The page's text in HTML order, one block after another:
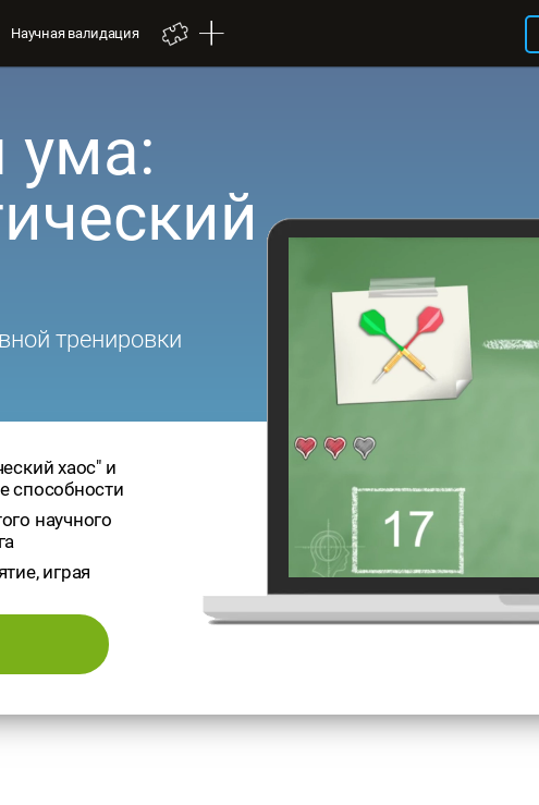
Научная валидация
ума:
тренировки
хаос" и
способности
научного
играя